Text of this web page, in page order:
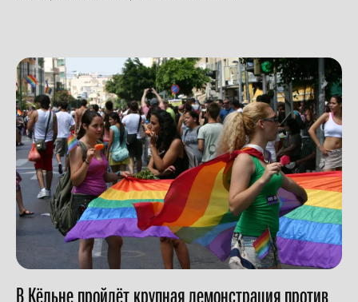
В Кёльне пройдёт крупная демонстрация против